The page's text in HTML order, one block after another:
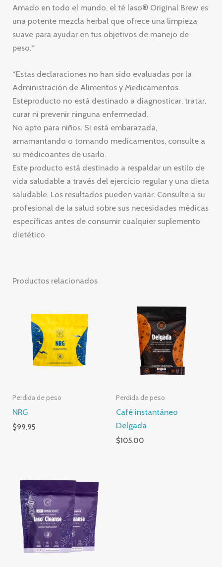
Amado en todo el mundo, el té laso® Original Brew es
una potente mezcla herbal que ofrece una limpieza
suave para ayudar en tus objetivos de manejo de
peso.*
*Estas declaraciones no han sido evaluadas por la
Administración de Alimentos y Medicamentos.
Esteproducto no está destinado a diagnosticar, tratar,
curar ni prevenir ninguna enfermedad.
No apto para niños. Si está embarazada,
amamantando o tomando medicamentos, consulte a
su médicoantes de usarlo.
Este producto está destinado a respaldar un estilo de
vida saludable a través del ejercicio regular y una dieta
saludable. Los resultados pueden variar. Consulte a su
profesional de la salud sobre sus necesidades médicas
específicas antes de consumir cualquier suplemento
dietético.
Productos relacionados
Perdida de peso
NRG
$99.95
Perdida de peso
Café instantáneo
Delgada
$105.00
de
precios:
desde
$64.95
hasta
$105.00